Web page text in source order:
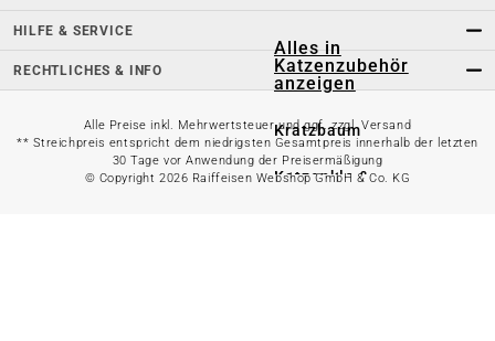
Alles in
Katzenzubehör
anzeigen
Kratzbaum
Katzenklo &
HILFE & SERVICE
RECHTLICHES & INFO
Alle Preise inkl. Mehrwertsteuer und ggf. zzgl. Versand
** Streichpreis entspricht dem niedrigsten Gesamtpreis innerhalb der letzten
30 Tage vor Anwendung der Preisermäßigung
© Copyright 2026 Raiffeisen Webshop GmbH & Co. KG